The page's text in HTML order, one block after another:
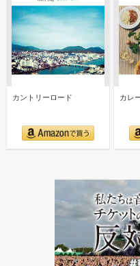
カントリーロード カレ